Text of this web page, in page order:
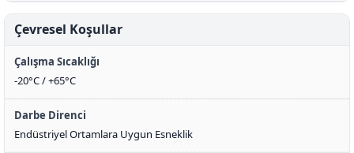
Çevresel Koşullar
Çalışma Sıcaklığı
-20°C / +65°C
Darbe Direnci
Endüstriyel Ortamlara Uygun Esneklik